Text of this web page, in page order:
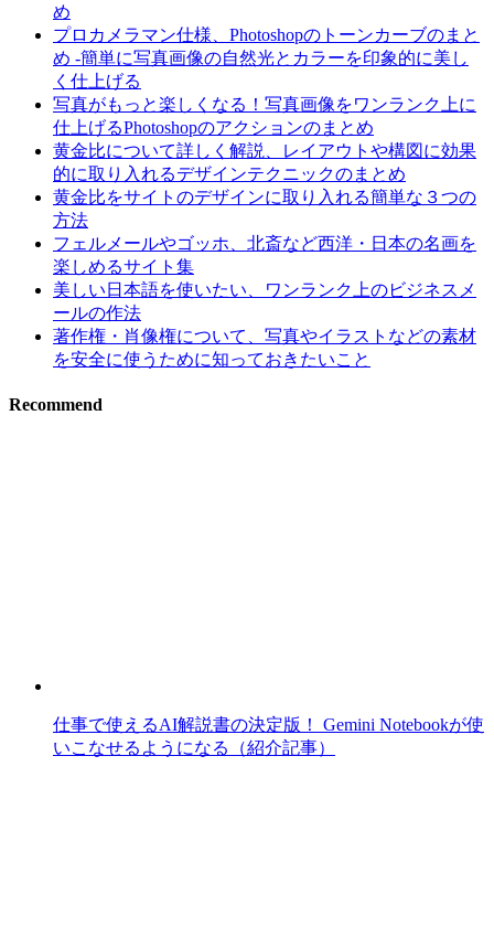
め
プロカメラマン仕様、Photoshopのトーンカーブのまと
め -簡単に写真画像の自然光とカラーを印象的に美し
く仕上げる
写真がもっと楽しくなる！写真画像をワンランク上に
仕上げるPhotoshopのアクションのまとめ
黄金比について詳しく解説、レイアウトや構図に効果
的に取り入れるデザインテクニックのまとめ
黄金比をサイトのデザインに取り入れる簡単な３つの
方法
フェルメールやゴッホ、北斎など西洋・日本の名画を
楽しめるサイト集
美しい日本語を使いたい、ワンランク上のビジネスメ
ールの作法
著作権・肖像権について、写真やイラストなどの素材
を安全に使うために知っておきたいこと
Recommend
仕事で使えるAI解説書の決定版！ Gemini Notebookが使
いこなせるようになる（紹介記事）